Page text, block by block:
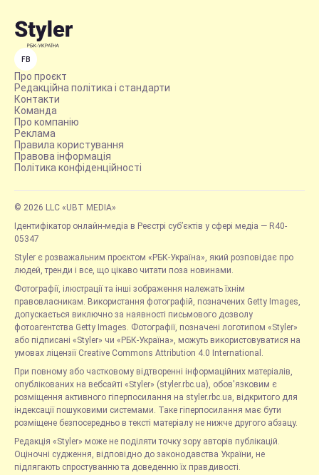
FB
Про проєкт
Редакційна політика і стандарти
Контакти
Команда
Про компанію
Реклама
Правила користування
Правова інформація
Політика конфіденційності
© 2026 LLC «UBT MEDIA»
Ідентифікатор онлайн-медіа в Реєстрі суб’єктів у сфері медіа — R40-
05347
Styler є розважальним проєктом «РБК-Україна», який розповідає про
людей, тренди і все, що цікаво читати поза новинами.
Фотографії, ілюстрації та інші зображення належать їхнім
правовласникам. Використання фотографій, позначених Getty Images,
допускається виключно за наявності письмового дозволу
фотоагентства Getty Images. Фотографії, позначені логотипом «Styler»
або підписані «Styler» чи «РБК-Україна», можуть використовуватися на
умовах ліцензії Creative Commons Attribution 4.0 International.
При повному або частковому відтворенні інформаційних матеріалів,
опублікованих на вебсайті «Styler» (styler.rbc.ua), обов'язковим є
розміщення активного гіперпосилання на styler.rbc.ua, відкритого для
індексації пошуковими системами. Таке гіперпосилання має бути
розміщене безпосередньо в тексті матеріалу не нижче другого абзацу.
Редакція «Styler» може не поділяти точку зору авторів публікацій.
Оціночні судження, відповідно до законодавства України, не
підлягають спростуванню та доведенню їх правдивості.